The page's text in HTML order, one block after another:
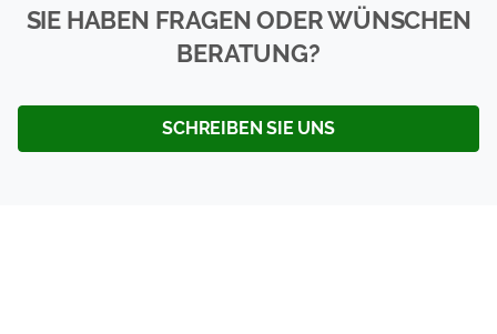
SIE HABEN FRAGEN ODER WÜNSCHEN
BERATUNG?
SCHREIBEN SIE UNS